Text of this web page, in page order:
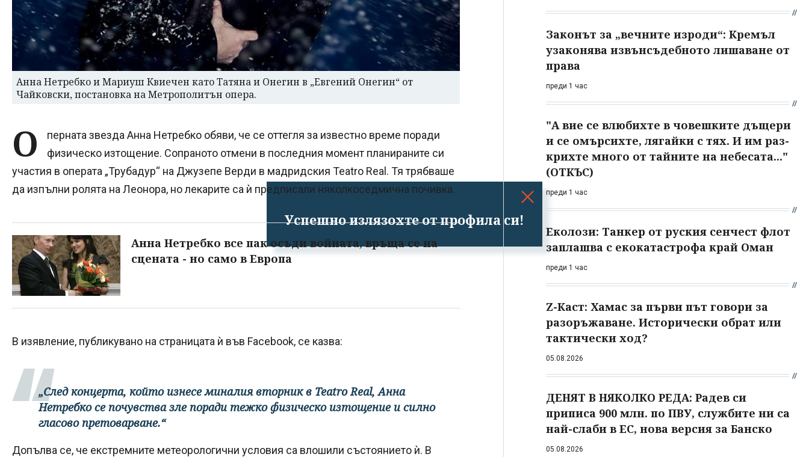
Успешно излязохте от профила си!
Анна Нетребко и Мариуш Квиечен като Татяна и Онегин в „Евгений Онегин“ от
Чайковски, постановка на Метрополитън опера.
О
перната звезда Анна Нетребко обяви, че се оттегля за известно време поради
физическо изтощение. Сопраното отмени в последния момент планираните си
участия в операта „Трубадур“ на Джузепе Верди в мадридския Teatro Real. Тя трябваше
да изпълни ролята на Леонора, но лекарите са ѝ предписали няколкоседмична почивка.
Анна Нетребко все пак осъди войната, връща се на
сцената - но само в Европа
В изявление, публикувано на страницата ѝ във Facebook, се казва:
„След концерта, който изнесе миналия вторник в Teatro Real, Анна
Нетребко се почувства зле поради тежко физическо изтощение и силно
гласово претоварване.“
Допълва се, че екстремните метеорологични условия са влошили състоянието ѝ. В
Законът за „вечните изроди“: Кремъл
узаконява извънсъдебното лишаване от
права
преди 1 час
"А вие се влюбихте в чо­вешките дъщери
и се омърсихте, лягайки с тях. И им раз­
крихте много от тайните на небесата..."
(ОТКЪС)
преди 1 час
Еколози: Танкер от руския сенчест флот
заплашва с екокатастрофа край Оман
преди 1 час
Z-Каст: Хамас за първи път говори за
разоръжаване. Исторически обрат или
тактически ход?
05.08.2026
ДЕНЯТ В НЯКОЛКО РЕДА: Радев си
приписа 900 млн. по ПВУ, службите ни са
най-слаби в ЕС, нова версия за Банско
05.08.2026